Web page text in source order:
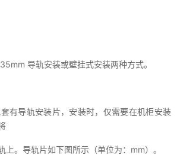
导轨安装或壁挂式安装两种方式。
套有导轨安装片，安装时，仅需要在机柜安装
上。导轨片如下图所示（单位为：mm）。